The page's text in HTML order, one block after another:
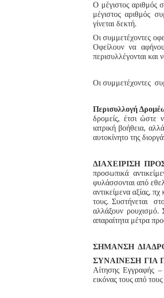
Ο μέγιστος αριθμός
μέγιστος αριθμός
γίνεται δεκτή.
Οι συμμετέχοντες
Οφείλουν να
περισυλλέγονται
Οι συμμετέχοντες
Περισυλλογή
δρομείς, έτσι ώστε
ιατρική βοήθεια,
αυτοκίνητο της
ΔΙΑΧΕΙΡΙΣΗ
προσωπικά
φυλάσσονται από
αντικείμενα αξίας,
τους. Συστήνεται
αλλάξουν ρουχισμό.
απαραίτητα μέτρα
ΣΗΜΑΝΣΗ
ΣΥΝΑΙΝΕΣΗ ΓΙΑ
Αίτησης Εγγραφής –
εικόνας τους από